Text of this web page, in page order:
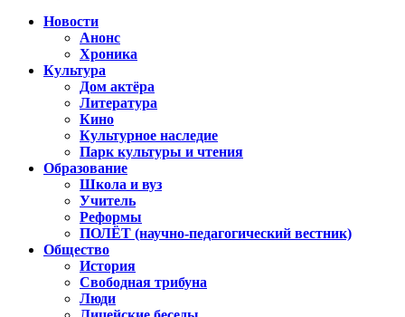
Новости
Анонс
Хроника
Культура
Дом актёра
Литература
Кино
Культурное наследие
Парк культуры и чтения
Образование
Школа и вуз
Учитель
Реформы
ПОЛЁТ (научно-педагогический вестник)
Общество
История
Свободная трибуна
Люди